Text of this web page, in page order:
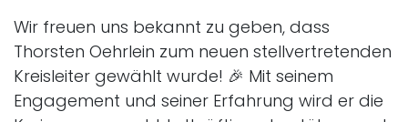
Wir freuen uns bekannt zu geben, dass
Thorsten Oehrlein zum neuen stellvertretenden
Kreisleiter gewählt wurde! 🎉 Mit seinem
Engagement und seiner Erfahrung wird er die